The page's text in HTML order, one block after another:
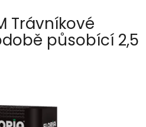
Trávníkové
působící 2,5